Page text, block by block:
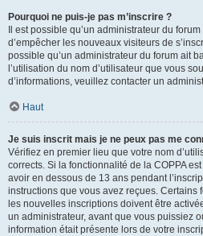
Pourquoi ne puis-je pas m’inscrire ?
Il est possible qu’un administrateur du
d’empêcher les nouveaux visiteurs de
possible qu’un administrateur du forum ait
l’utilisation du nom d’utilisateur que vous
d’informations, veuillez contacter un
Haut
Je suis inscrit mais je ne peux pas me
Vérifiez en premier lieu que votre nom
corrects. Si la fonctionnalité de la COPPA
avoir en dessous de 13 ans pendant
instructions que vous avez reçues. Certains
les nouvelles inscriptions doivent être
un administrateur, avant que vous puissiez
information était présente lors de votre